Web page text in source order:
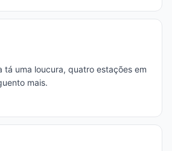
tá uma loucura, quatro estações em
mais.